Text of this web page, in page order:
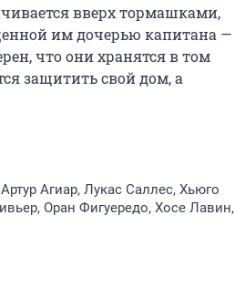
вверх тормашками,
им дочерью капитана —
что они хранятся в том
защитить свой дом, а
Агиар, Лукас Саллес, Хьюго
Оран Фигуередо, Хосе Лавин,